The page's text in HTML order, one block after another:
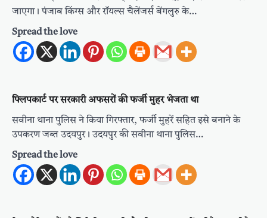
जाएगा। पंजाब किंग्स और रॉयल्स चैलेंजर्स बेंगलुरु के…
Spread the love
फ्लिपकार्ट पर सरकारी अफसरों की फर्जी मुहर भेजता था
सवीना थाना पुलिस ने किया गिरफ्तार, फर्जी मुहरें सहित इसे बनाने के
उपकरण जब्त उदयपुर। उदयपुर की सवीना थाना पुलिस…
Spread the love